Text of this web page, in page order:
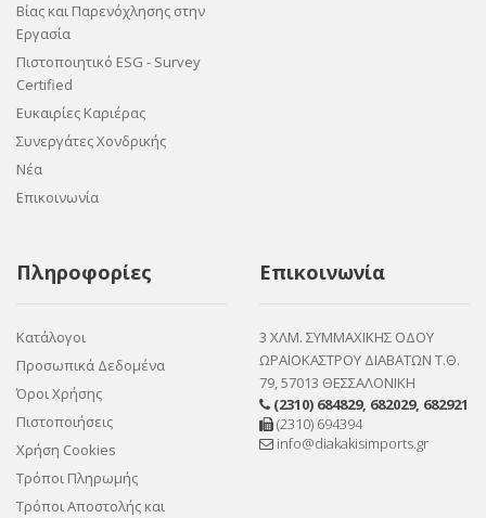
Βίας και Παρενόχλησης στην
Εργασία
Πιστοποιητικό ESG - Survey
Certified
Ευκαιρίες Καριέρας
Συνεργάτες Χονδρικής
Νέα
Επικοινωνία
Πληροφορίες
Κατάλογοι
Προσωπικά Δεδομένα
Όροι Χρήσης
Πιστοποιήσεις
Χρήση Cookies
Τρόποι Πληρωμής
Τρόποι Αποστολής και
Επικοινωνία
3 ΧΛΜ. ΣΥΜΜΑΧΙΚΗΣ ΟΔΟΥ
ΩΡΑΙΟΚΑΣΤΡΟΥ ΔΙΑΒΑΤΩΝ Τ.Θ.
79, 57013 ΘΕΣΣΑΛΟΝΙΚΗ
(2310) 684829, 682029, 682921
(2310) 694394
info@diakakisimports.gr